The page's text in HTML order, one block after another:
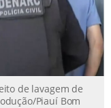
de lavagem de
Piauí Bom